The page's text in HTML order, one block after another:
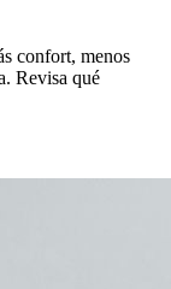
confort, menos
Revisa qué